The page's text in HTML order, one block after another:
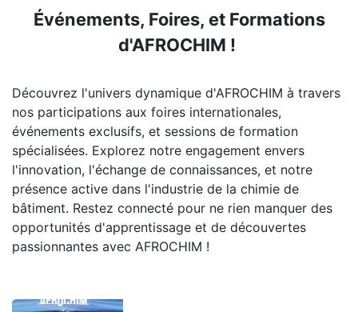
Événements, Foires, et Formations
d'AFROCHIM !
Découvrez l'univers dynamique d'AFROCHIM à travers
nos participations aux foires internationales,
événements exclusifs, et sessions de formation
spécialisées. Explorez notre engagement envers
l'innovation, l'échange de connaissances, et notre
présence active dans l'industrie de la chimie de
bâtiment. Restez connecté pour ne rien manquer des
opportunités d'apprentissage et de découvertes
passionnantes avec AFROCHIM !